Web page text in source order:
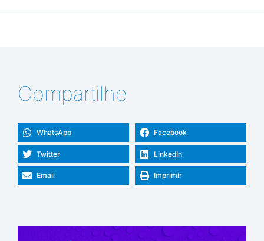
Compartilhe
WhatsApp Facebook
Twitter LinkedIn
Email Imprimir